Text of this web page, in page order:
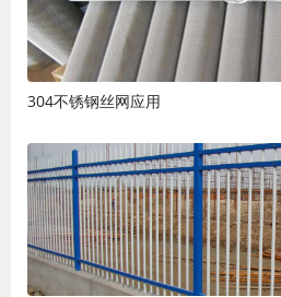
304不锈钢丝网应用